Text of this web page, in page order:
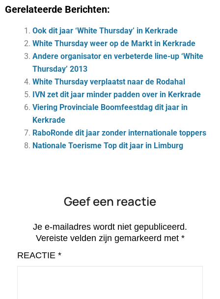
Gerelateerde Berichten:
Ook dit jaar ‘White Thursday’ in Kerkrade
White Thursday weer op de Markt in Kerkrade
Andere organisator en verbeterde line-up ‘White
Thursday’ 2013
White Thursday verplaatst naar de Rodahal
IVN zet dit jaar minder padden over in Kerkrade
Viering Provinciale Boomfeestdag dit jaar in
Kerkrade
RaboRonde dit jaar zonder internationale toppers
Nationale Toerisme Top dit jaar in Limburg
Geef een reactie
Je e-mailadres wordt niet gepubliceerd.
Vereiste velden zijn gemarkeerd met *
REACTIE *